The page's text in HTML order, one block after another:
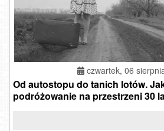
czwartek, 06
Od autostopu do tanich lotów.
podróżowanie na przestrzeni 30